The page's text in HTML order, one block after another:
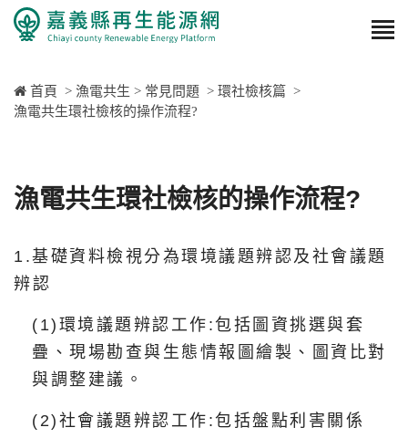
首頁 >漁電共生 > 常見問題 >環社檢核篇 >
漁電共生環社檢核的操作流程?
漁電共生環社檢核的操作流程?
1.基礎資料檢視分為環境議題辨認及社會議題
辨認
(1)環境議題辨認工作:包括圖資挑選與套
疊、現場勘查與生態情報圖繪製、圖資比對
與調整建議。
(2)社會議題辨認工作:包括盤點利害關係